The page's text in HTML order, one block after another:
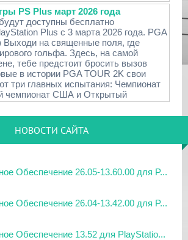
PS Plus март 2026 года
доступны бесплатно
Plus с 3 марта 2026 года. PGA
Выходи на священные поля, где
гольфа. Здесь, на самой
тебе предстоит бросить вызов
в истории PGA TOUR 2K свои
три главных испытания: Чемпионат
чемпионат США и Открытый
НОВОСТИ САЙТА
Обеспечение 26.05-13.60.00 для P...
Обеспечение 26.04-13.42.00 для P...
Обеспечение 13.52 для PlayStatio...